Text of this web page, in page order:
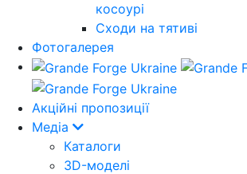
косоурі
Cходи на тятиві
Фотогалерея
Акційні пропозиції
Медіа
Каталоги
3D-моделі